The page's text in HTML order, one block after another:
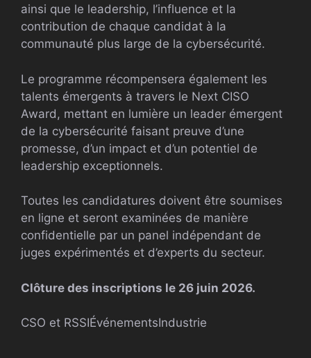
ainsi que le leadership, l’influence et la
contribution de chaque candidat à la
communauté plus large de la cybersécurité.
Le programme récompensera également les
talents émergents à travers le Next CISO
Award, mettant en lumière un leader émergent
de la cybersécurité faisant preuve d’une
promesse, d’un impact et d’un potentiel de
leadership exceptionnels.
Toutes les candidatures doivent être soumises
en ligne et seront examinées de manière
confidentielle par un panel indépendant de
juges expérimentés et d’experts du secteur.
Clôture des inscriptions le 26 juin 2026.
CSO et RSSIÉvénementsIndustrie